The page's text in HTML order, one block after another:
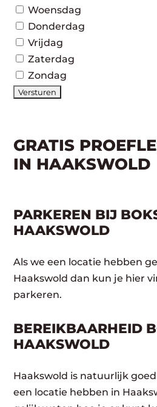
Woensdag
Donderdag
Vrijdag
Zaterdag
Zondag
GRATIS
IN HAAKSWOLD
PARKEREN BIJ
HAAKSWOLD
Als we een locatie hebben
Haakswold dan kun je hier
parkeren.
BEREIKBAARHEID
HAAKSWOLD
Haakswold is natuurlijk
een locatie hebben in